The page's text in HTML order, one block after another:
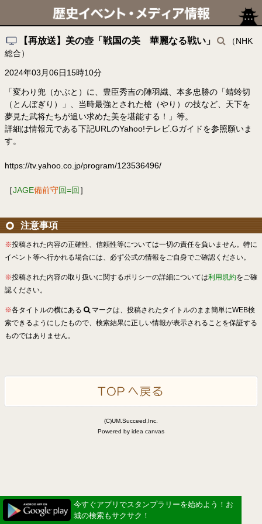
【再放送】美の壺「戦国の美 華麗なる戦い」
（NHK
総合）
2024年03月06日15時10分
「変わり兜（かぶと）に、豊臣秀吉の陣羽織、本多忠勝の「蜻蛉切
（とんぼぎり）」、当時最強とされた槍（やり）の技など、天下を
夢見た武将たちが追い求めた美を堪能する！」等。
詳細は情報元である下記URLのYahoo!テレビ.Gガイドを参照願いま
す。
https://tv.yahoo.co.jp/program/123536496/
［JAGE備前守回=回 ］
注意事項
※投稿された内容の正確性、信頼性等については一切の責任を負いません。特に
イベント等へ行かれる場合には、必ず公式の情報をご自身でご確認ください。
※投稿された内容の取り扱いに関するポリシーの詳細については利用規約をご確
認ください。
※各タイトルの横にある
マークは、投稿されたタイトルのまま簡単にWEB検
索できるようにしたもので、検索結果に正しい情報が表示されることを保証する
ものではありません。
(C)UM.Succeed,Inc.
Powered by idea canvas
今すぐアプリでスタンプラリーを始めよう！お
城の検索もサクサク！